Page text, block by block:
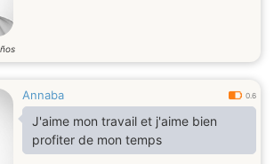
Annaba 0.6
J'aime mon travail et j'aime bien
profiter de mon temps